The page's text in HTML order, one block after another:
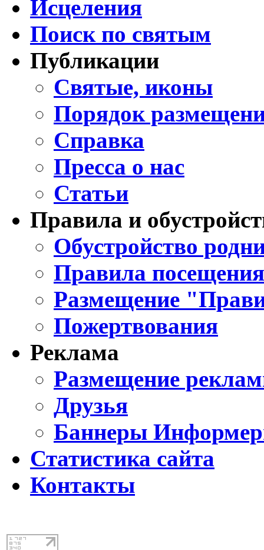
Исцеления
Поиск по святым
Публикации
Святые, иконы
Порядок
Справка
Пресса о нас
Статьи
Правила и
Обустройство
Правила
Размещение
Пожертвования
Реклама
Размещение
Друзья
Баннеры
Статистика сайта
Контакты